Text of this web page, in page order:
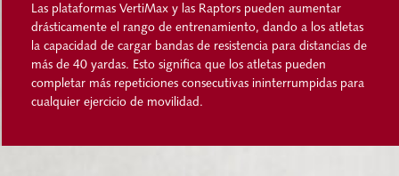
Las plataformas VertiMax y las Raptors pueden aumentar
drásticamente el rango de entrenamiento, dando a los atletas
la capacidad de cargar bandas de resistencia para distancias de
más de 40 yardas. Esto significa que los atletas pueden
completar más repeticiones consecutivas ininterrumpidas para
cualquier ejercicio de movilidad.